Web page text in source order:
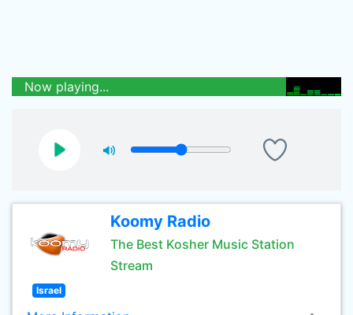
Now playing...
Koomy Radio
The Best Kosher Music Station
Stream
Israel